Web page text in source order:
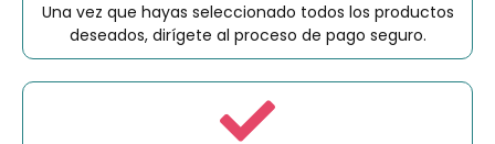
Una vez que hayas seleccionado todos los productos
deseados, dirígete al proceso de pago seguro.